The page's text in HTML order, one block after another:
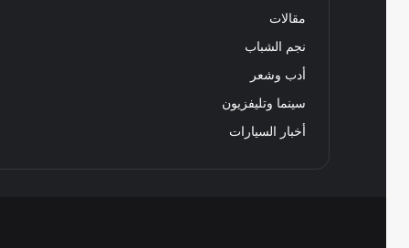
مقالات
نجم الشباب
أدب وشعر
سينما وتليفزيون
أخبار السيارات